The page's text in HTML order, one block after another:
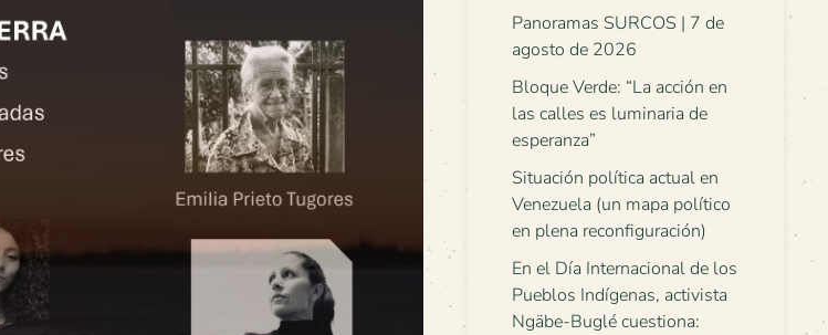
Panoramas SURCOS | 7 de
agosto de 2026
Bloque Verde: “La acción en
las calles es luminaria de
esperanza”
Situación política actual en
Venezuela (un mapa político
en plena reconfiguración)
En el Día Internacional de los
Pueblos Indígenas, activista
Ngäbe-Buglé cuestiona: